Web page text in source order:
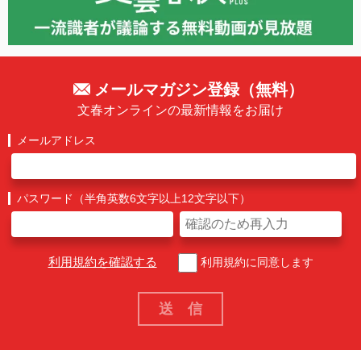
メールマガジン登録（無料）
文春オンラインの最新情報をお届け
メールアドレス
パスワード（半角英数6文字以上12文字以下）
利用規約を確認する 利用規約に同意します